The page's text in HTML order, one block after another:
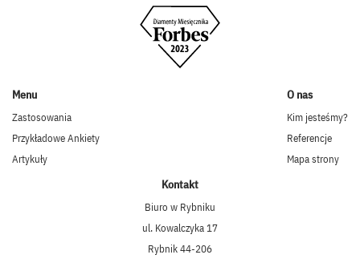
Menu
Zastosowania
Przykładowe Ankiety
Artykuły
O nas
Kim jesteśmy?
Referencje
Mapa strony
Kontakt
Biuro w Rybniku
ul. Kowalczyka 17
Rybnik 44-206